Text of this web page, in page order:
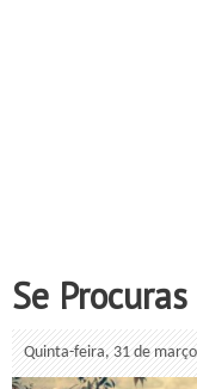
Se
Quinta-feira, 31 de